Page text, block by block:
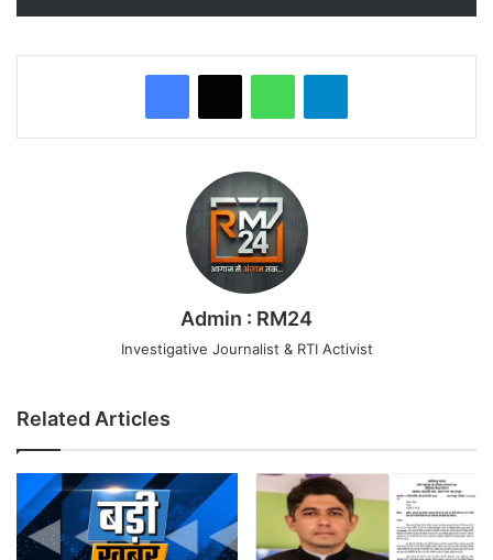
WhatsAppTelegram
Admin : RM24
Investigative Journalist & RTI Activist
Related Articles